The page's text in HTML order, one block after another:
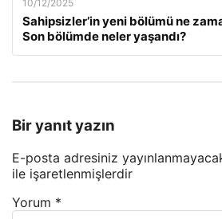
10/12/2025
Sahipsizler’in yeni bölümü ne
Son bölümde neler yaşandı?
Bir yanıt yazın
E-posta adresiniz
ile işaretlenmişlerdir
Yorum *